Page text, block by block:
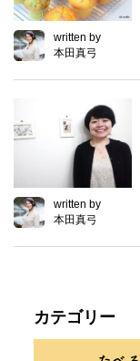
written by
本田真弓
written by
本田真弓
カテゴリー